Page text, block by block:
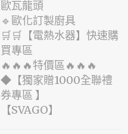
歐瓦龍頭
🔹歐化訂製廚具
🛒🛒【電熱水器】快速購
買專區
🔥🔥🔥特價區🔥🔥🔥
◆【獨家贈1000全聯禮
券專區 】
️【SVAGO】️